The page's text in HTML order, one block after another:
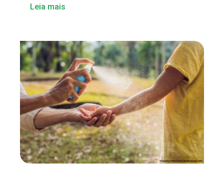
Leia mais